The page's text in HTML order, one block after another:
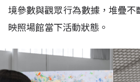
境參數與觀眾行為數據，堆疊不
映照場館當下活動狀態。